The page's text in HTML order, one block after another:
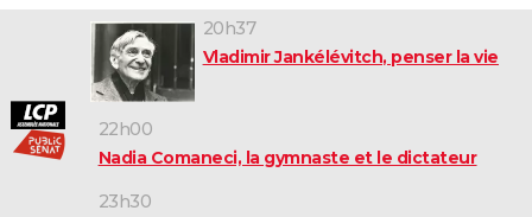
20h37
Vladimir Jankélévitch, penser la vie
22h00
Nadia Comaneci, la gymnaste et le dictateur
23h30